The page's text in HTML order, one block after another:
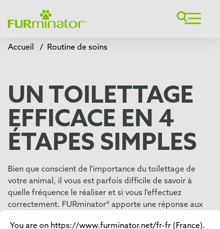
Accueil / Routine de soins
UN TOILETTAGE
EFFICACE EN 4
ÉTAPES SIMPLES
Bien que conscient de l'importance du toilettage de
votre animal, il vous est parfois difficile de savoir à
quelle fréquence le réaliser et si vous l'effectuez
correctement. FURminator® apporte une réponse aux
You are on https://www.furminator.net/fr-fr (France).